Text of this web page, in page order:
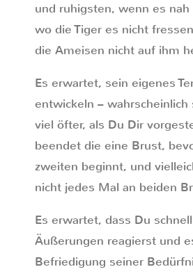
und ruhigsten, wenn es
wo die Tiger es nicht
die Ameisen nicht auf ihm
Es erwartet, sein eigenes
entwickeln –
viel öfter, als Du Dir
beendet die eine Brust,
zweiten beginnt, und
nicht jedes Mal an beiden
Es erwartet, dass Du
Äußerungen reagierst und
Befriedigung seiner